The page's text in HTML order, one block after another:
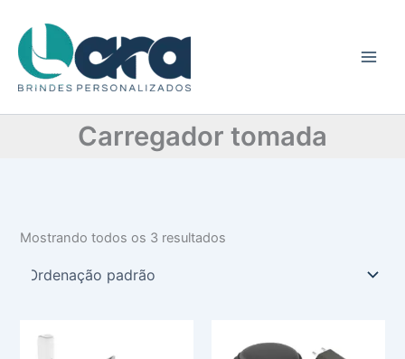
para
conteúdo
Carregador tomada
t
e
r
Mostrando todos os 3 resultados